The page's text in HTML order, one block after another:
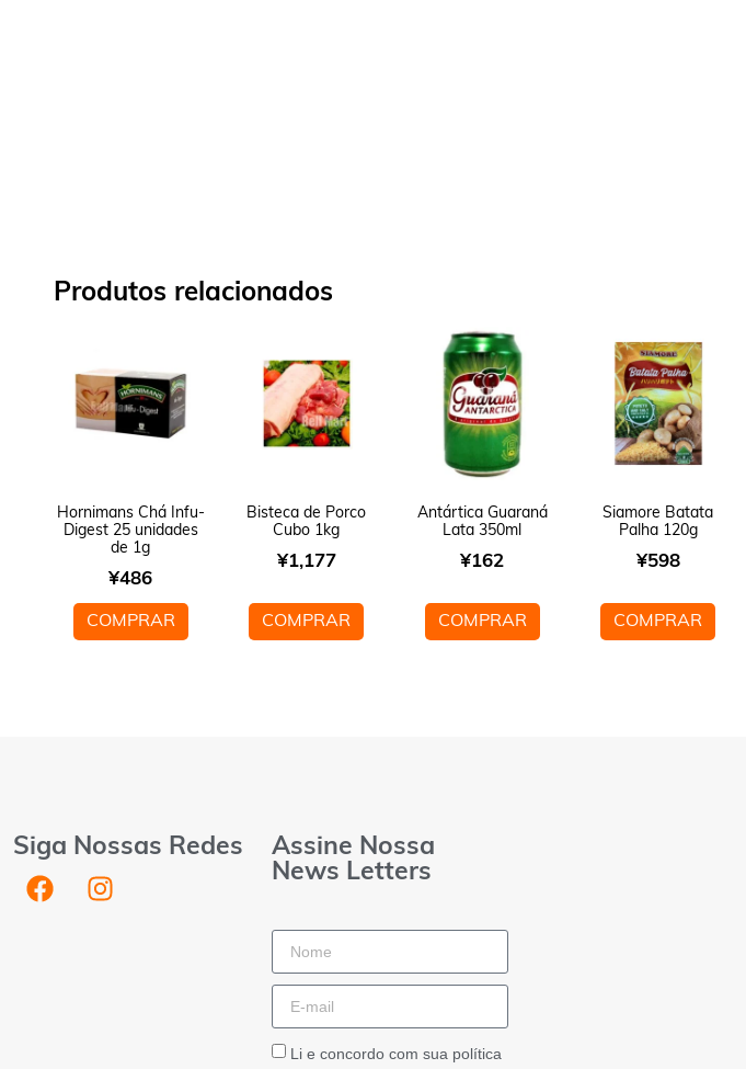
Produtos relacionados
Hornimans Chá Infu-
Digest 25 unidades
de 1g
¥486
COMPRAR
Bisteca de Porco
Cubo 1kg
¥1,177
COMPRAR
Antártica Guaraná
Lata 350ml
¥162
COMPRAR
Siamore Batata
Palha 120g
¥598
COMPRAR
Siga Nossas Redes
Assine Nossa
News Letters
Li e concordo com sua política